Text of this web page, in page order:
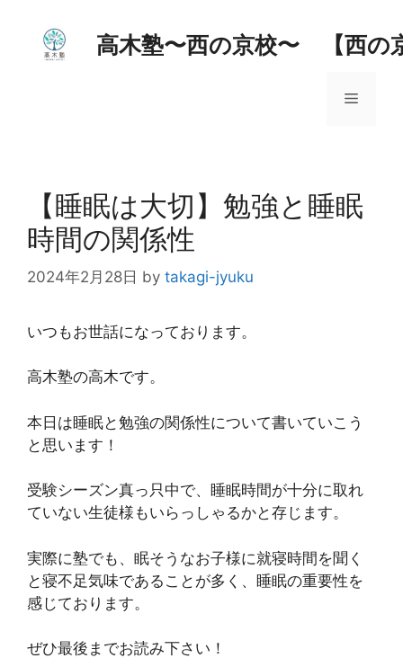
高木塾〜西の京校〜 【西の
メ
ュ
【睡眠は大切】勉強と睡眠
時間の関係性
2024年2月28日 by takagi-jyuku
いつもお世話になっております。
高木塾の高木です。
本日は睡眠と勉強の関係性について書いていこう
と思います！
受験シーズン真っ只中で、睡眠時間が十分に取れ
ていない生徒様もいらっしゃるかと存じます。
実際に塾でも、眠そうなお子様に就寝時間を聞く
と寝不足気味であることが多く、睡眠の重要性を
感じております。
ぜひ最後までお読み下さい！